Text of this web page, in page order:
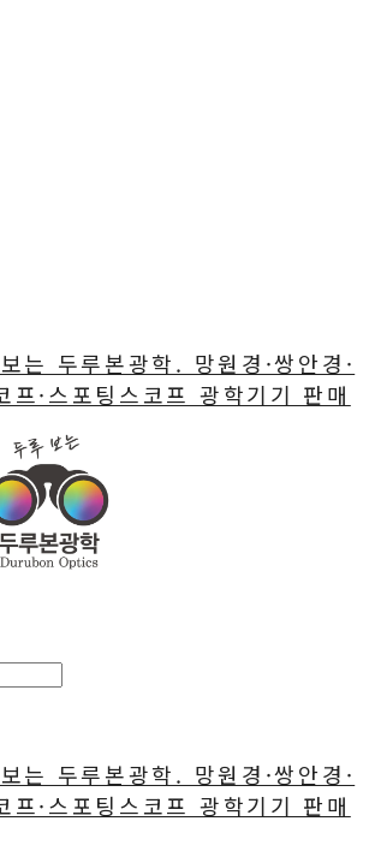
는 두루본광학. 망원경·쌍안경·
프·스포팅스코프 광학기기 판매
는 두루본광학. 망원경·쌍안경·
프·스포팅스코프 광학기기 판매